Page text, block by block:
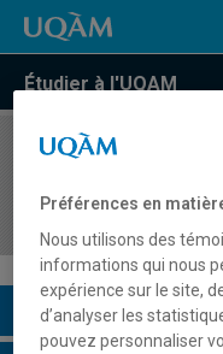
Étudier à l'UQAM
COURS//
et prospective
Description du cours
Préférences en
Nous utilisons des
informations qui nous
expérience sur le site,
d’analyser les
pouvez personnaliser